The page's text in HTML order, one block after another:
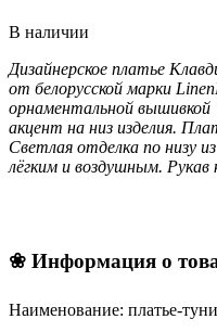
В наличии
Дизайнерское платье
от белорусской марки
орнаментальной вышивкой
акцент на низ изделия.
Светлая отделка по низу
лёгким и воздушным. Рукав
❀ Информация о
Наименование: платье-